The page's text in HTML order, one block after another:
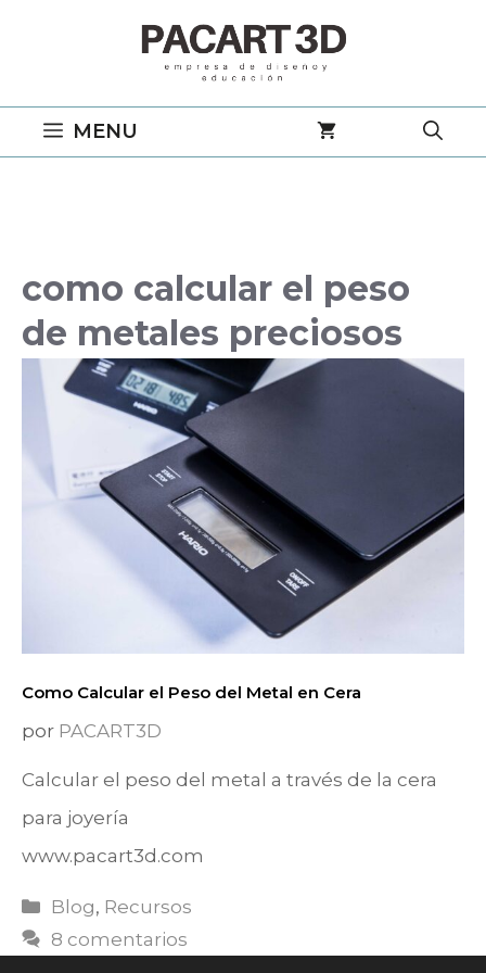
MENU
como calcular el peso
de metales preciosos
Como Calcular el Peso del Metal en Cera
por PACART3D
Calcular el peso del metal a través de la cera
para joyería
www.pacart3d.com
Categorías
Blog, Recursos
8 comentarios